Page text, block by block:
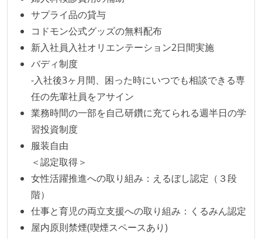
ビルド、自動デプロイ環境が整備されている
コードによるインフラ構成管理（Infrastructure as
Code）の環境が整備されている
オープンな情報共有
KPI などチームの目標・実績値について、メンバーの
誰もがいつでも閲覧可能になっている
ドキュメントの整備やペアプロ、モブワークなど、ナ
レッジの共有を積極的に行っている（属人性を減らす
取り組みをしている）
大規模サービスの開発
同時接続ユーザー数（数千以上）
大規模テーブルあり（1テーブルあたり数千万レコー
ド以上）
サプライ品の貸与
コドモン公式グッズの無料配布
新入社員入社オリエンテーション2日間実施
バディ制度
-入社後3ヶ月間、困った時にいつでも相談できる専
任の先輩社員をアサイン
業務時間の一部を自己研鑽に充てられる週半日の学
習投資制度
服装自由
＜認定取得＞
女性活躍推進への取り組み：えるぼし認定（３段
階）
仕事と育児の両立支援への取り組み：くるみん認定
屋内原則禁煙(喫煙スペースあり)